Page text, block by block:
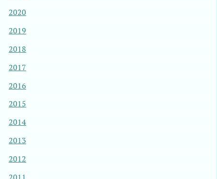
2020
2019
2018
2017
2016
2015
2014
2013
2012